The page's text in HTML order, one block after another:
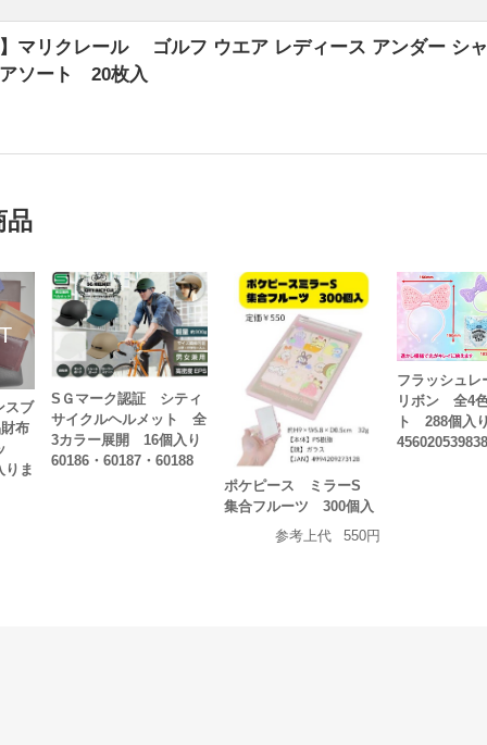
マリクレール ゴルフ ウエア レディース アンダー シ
ート 20枚入
品
スブ
布
ま
SＧマーク認証 シティ
サイクルヘルメット 全
3カラー展開 16個入り
60186・60187・60188
ポケピース ミラーS
集合フルーツ 300個入
参考上代
550円
フラッシュレ
リボン 全4
ト 288個入